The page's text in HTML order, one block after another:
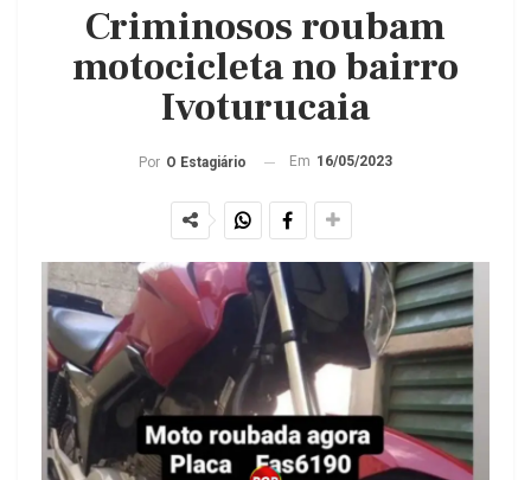
Criminosos roubam
motocicleta no bairro
Ivoturucaia
Por O Estagiário Em 16/05/2023